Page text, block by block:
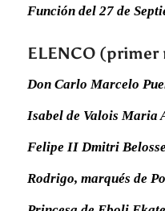
Función del 27 de
ELENCO (primer
Don Carlo Marcelo
Isabel de Valois Maria
Felipe II Dmitri
Rodrigo, marqués de